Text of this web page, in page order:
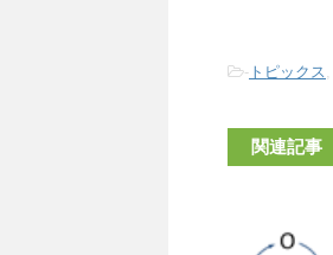
- トピックス,
関連記事